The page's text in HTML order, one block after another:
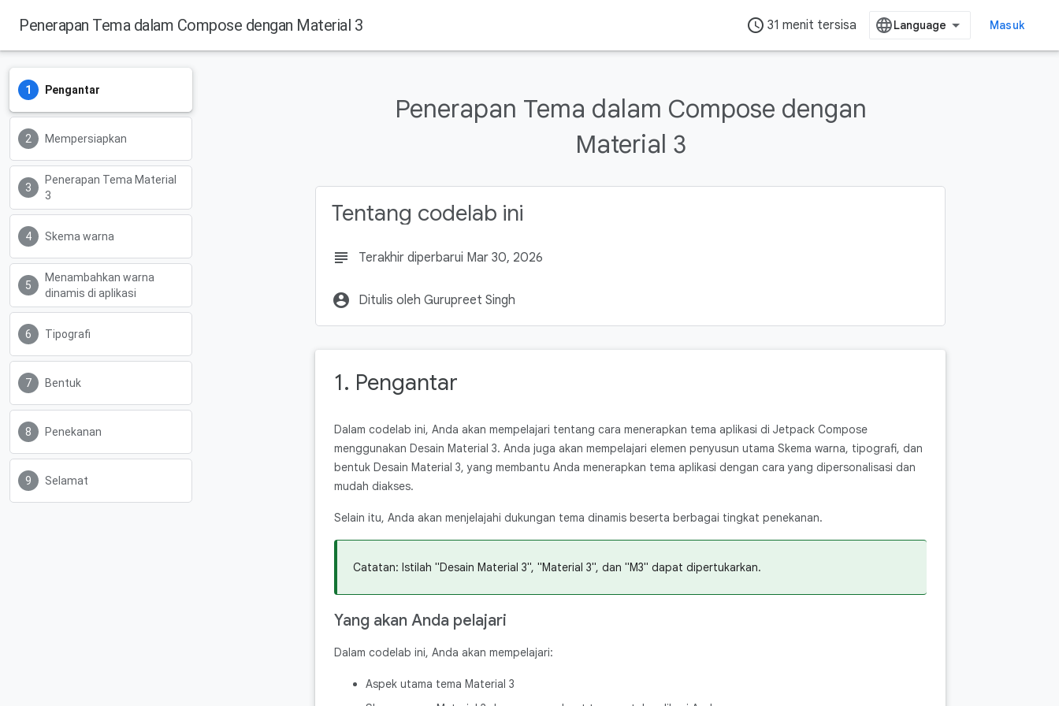
Penerapan Tema dalam Compose dengan Material 3 access_time 31 menit tersisa Masuk
Pengantar
Mempersiapkan
Penerapan Tema Material
3
Skema warna
Menambahkan warna
dinamis di aplikasi
Tipografi
Bentuk
Penekanan
Selamat
Penerapan Tema dalam Compose dengan
Material 3
Tentang codelab ini
subject Terakhir diperbarui Mar 30, 2026
account_circle Ditulis oleh Gurupreet Singh
1. Pengantar
Dalam codelab ini, Anda akan mempelajari tentang cara menerapkan tema aplikasi di Jetpack Compose
menggunakan Desain Material 3. Anda juga akan mempelajari elemen penyusun utama Skema warna, tipografi, dan
bentuk Desain Material 3, yang membantu Anda menerapkan tema aplikasi dengan cara yang dipersonalisasi dan
mudah diakses.
Selain itu, Anda akan menjelajahi dukungan tema dinamis beserta berbagai tingkat penekanan.
Catatan: Istilah "Desain Material 3", "Material 3", dan "M3" dapat dipertukarkan.
Yang akan Anda pelajari
Dalam codelab ini, Anda akan mempelajari:
Aspek utama tema Material 3